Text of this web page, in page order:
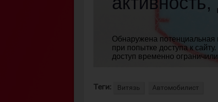
Теги: Витязь Автомобилист